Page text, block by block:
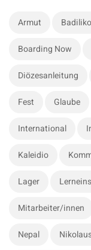
Armut Badiliko
Boarding Now
Diözesanleitung
Fest Glaube
International
Kaleidio
Lager
Mitarbeiter/innen
Nepal